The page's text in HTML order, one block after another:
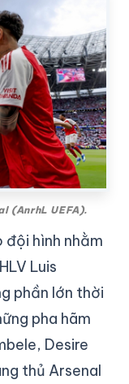
(AnrhL UEFA).
đội hình nhằm
Luis
phần lớn thời
pha hãm
Desire
thủ Arsenal